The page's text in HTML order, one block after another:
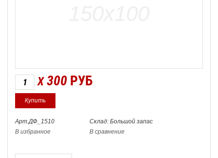
X 300 РУБ
Арт.ДФ_1510
Склад: Большой запас
В избранное
В сравнение